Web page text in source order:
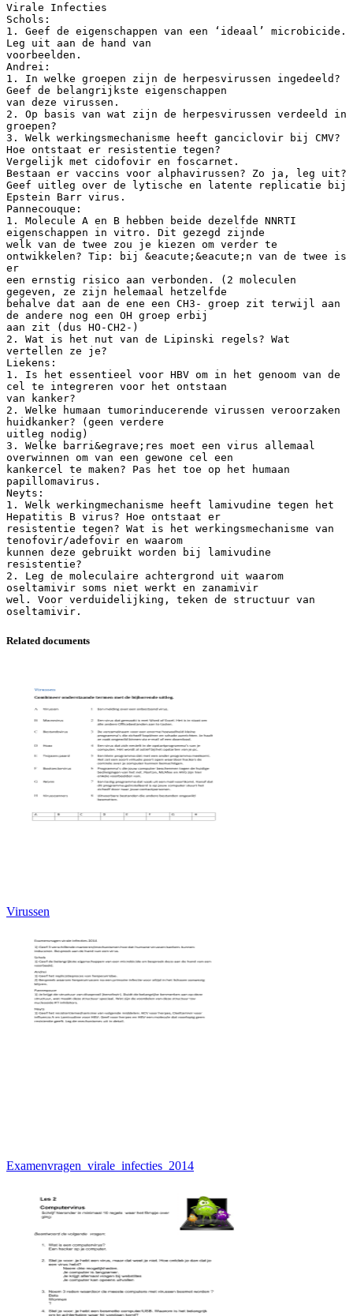
Virale Infecties
Schols:
1. Geef de eigenschappen van een ‘ideaal’ microbicide.
Leg uit aan de hand van
voorbeelden.
Andrei:
1. In welke groepen zijn de herpesvirussen ingedeeld?
Geef de belangrijkste eigenschappen
van deze virussen.
2. Op basis van wat zijn de herpesvirussen verdeeld in
groepen?
3. Welk werkingsmechanisme heeft ganciclovir bij CMV?
Hoe ontstaat er resistentie tegen?
Vergelijk met cidofovir en foscarnet.
Bestaan er vaccins voor alphavirussen? Zo ja, leg uit?
Geef uitleg over de lytische en latente replicatie bij
Epstein Barr virus.
Pannecouque:
1. Molecule A en B hebben beide dezelfde NNRTI
eigenschappen in vitro. Dit gezegd zijnde
welk van de twee zou je kiezen om verder te
ontwikkelen? Tip: bij &eacute;&eacute;n van de twee is
er
een ernstig risico aan verbonden. (2 moleculen
gegeven, ze zijn helemaal hetzelfde
behalve dat aan de ene een CH3- groep zit terwijl aan
de andere nog een OH groep erbij
aan zit (dus HO-CH2-)
2. Wat is het nut van de Lipinski regels? Wat
vertellen ze je?
Liekens:
1. Is het essentieel voor HBV om in het genoom van de
cel te integreren voor het ontstaan
van kanker?
2. Welke humaan tumorinducerende virussen veroorzaken
huidkanker? (geen verdere
uitleg nodig)
3. Welke barri&egrave;res moet een virus allemaal
overwinnen om van een gewone cel een
kankercel te maken? Pas het toe op het humaan
papillomavirus.
Neyts:
1. Welk werkingmechanisme heeft lamivudine tegen het
Hepatitis B virus? Hoe ontstaat er
resistentie tegen? Wat is het werkingsmechanisme van
tenofovir/adefovir en waarom
kunnen deze gebruikt worden bij lamivudine
resistentie?
2. Leg de moleculaire achtergrond uit waarom
oseltamivir soms niet werkt en zanamivir
wel. Voor verduidelijking, teken de structuur van
Related documents
Virussen
Examenvragen_virale_infecties_2014